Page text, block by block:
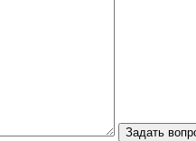
Задать